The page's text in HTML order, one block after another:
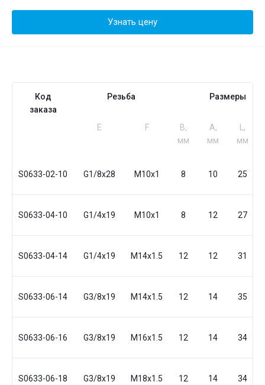
Узнать цену
Код
заказа
Резьба Размеры
Е F
B,
мм
A,
мм
L,
мм
S0633-02-10 G1/8x28 M10x1 8 10 25
S0633-04-10 G1/4x19 M10x1 8 12 27
S0633-04-14 G1/4x19 M14x1.5 12 12 31
S0633-06-14 G3/8x19 M14x1.5 12 14 35
S0633-06-16 G3/8x19 M16x1.5 12 14 34
S0633-06-18 G3/8x19 M18x1.5 12 14 34